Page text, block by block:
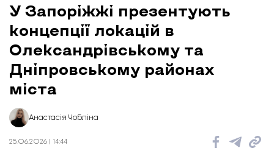
У Запоріжжі презентують
концепції локацій в
Олександрівському та
Дніпровському районах
міста
Анастасія Чобліна
25.06.2026 | 14:44